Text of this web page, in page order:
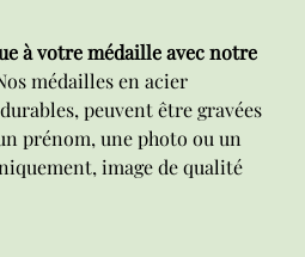
à votre médaille avec notre
médailles en acier
peuvent être gravées
prénom, une photo ou un
image de qualité